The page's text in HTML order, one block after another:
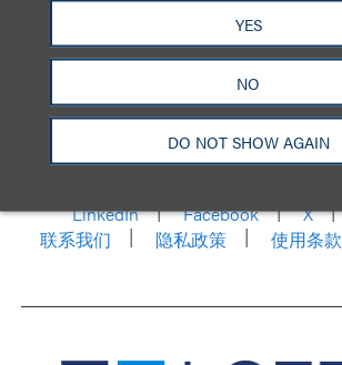
YES
NO
DO NOT SHOW AGAIN
洛杉矶 纽约 芝加哥
旧金山 泰森斯
香港
LinkedIn
Facebook X
联系我们
隐私政策 使用条款